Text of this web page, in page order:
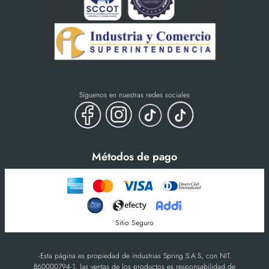
Síguenos en nuestras redes sociales
Métodos de pago
Sitio Seguro
-Esta página es propiedad de industrias Spring S.A.S, con NIT.